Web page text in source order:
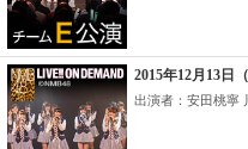
2015年12月13日
出演者：安田桃寧